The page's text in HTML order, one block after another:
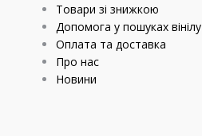
Товари зі знижкою
Допомога у пошуках вінілу
Оплата та доставка
Про нас
Новини